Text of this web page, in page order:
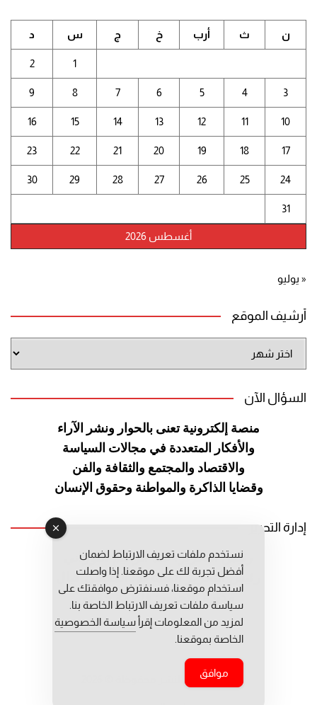
أغسطس 2026
ن ث أرب خ ج س د
1
2
3
4
5
6
7
8
9
10
11
12
13
14
15
16
17
18
19
20
21
22
23
24
25
26
27
28
29
30
31
« يوليو
أرشيف الموقع
الموقع
السؤال الآن
منصة إلكترونية تعنى بالحوار ونشر
الآراء
والأفكار المتعددة في مجالات السياسة
والاقتصاد والمجتمع والثقافة والفن
وقضايا الذاكرة والمواطنة وحقوق الإنسان
إدارة التحرير
رئيس التحرير: عبد الرحيم التوراني
رئيس التحرير المساعد: المعطي قبال
مديرة التحرير: فاطمة حوحو
جميع حقوق النشر محفوظة © 2026
نستخدم ملفات تعريف الارتباط لضمان
أفضل تجربة لك على موقعنا. إذا واصلت
استخدام موقعنا، فسنفترض موافقتك على
سياسة ملفات تعريف الارتباط الخاصة بنا.
لمزيد من المعلومات إقرأ سياسة الخصوصية
الخاصة بموقعنا.
موافق